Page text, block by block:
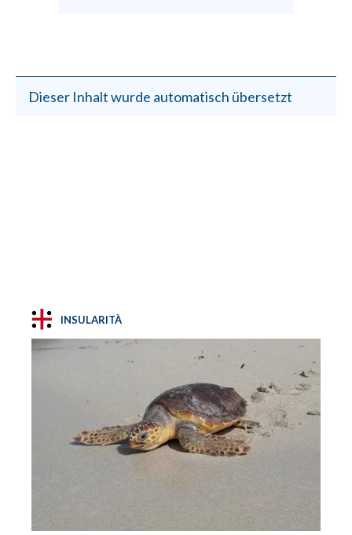
Dieser Inhalt wurde automatisch übersetzt
INSULARITÀ